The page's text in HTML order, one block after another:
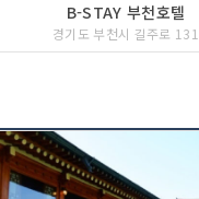
B-STAY 부천호텔
경기도 부천시 길주로 131